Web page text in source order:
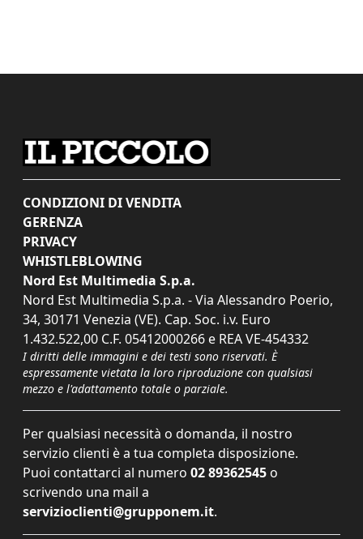
CONDIZIONI DI VENDITA
GERENZA
PRIVACY
WHISTLEBLOWING
Nord Est Multimedia S.p.a.
Nord Est Multimedia S.p.a. - Via Alessandro Poerio,
34, 30171 Venezia (VE). Cap. Soc. i.v. Euro
1.432.522,00 C.F. 05412000266 e REA VE-454332
I diritti delle immagini e dei testi sono riservati. È
espressamente vietata la loro riproduzione con qualsiasi
mezzo e l'adattamento totale o parziale.
Per qualsiasi necessità o domanda, il nostro
servizio clienti è a tua completa disposizione.
Puoi contattarci al numero 02 89362545 o
scrivendo una mail a
servizioclienti@grupponem.it.